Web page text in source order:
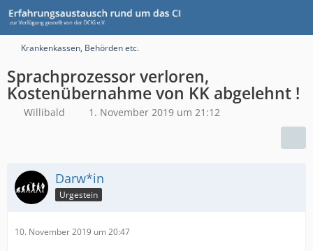
Krankenkassen, Behörden etc.
Sprachprozessor verloren,
Kostenübernahme von KK abgelehnt !
Willibald 1. November 2019 um 21:12
Darw*in
Urgestein
10. November 2019 um 20:47